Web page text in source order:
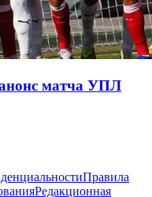
матча УПЛ
Правила
Редакционная